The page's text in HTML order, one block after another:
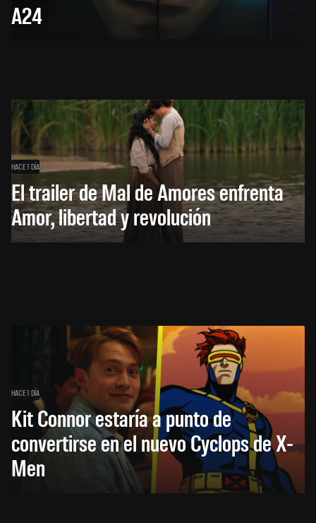
A24
HACE 1 DÍA
El trailer de Mal de Amores enfrenta
Amor, libertad y revolución
HACE 1 DÍA
Kit Connor estaría a punto de
convertirse en el nuevo Cyclops de X-
Men